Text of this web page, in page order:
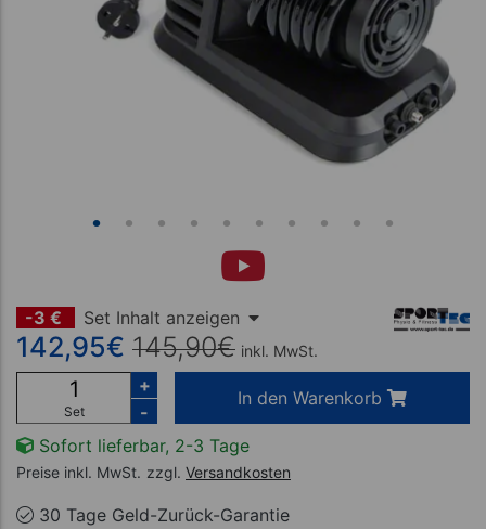
-3 € Set Inhalt anzeigen
142,95€ 145,90€ inkl. MwSt.
Set
+
-
In den Warenkorb
Sofort lieferbar, 2-3 Tage
Preise inkl. MwSt. zzgl. Versandkosten
30 Tage Geld-Zurück-Garantie